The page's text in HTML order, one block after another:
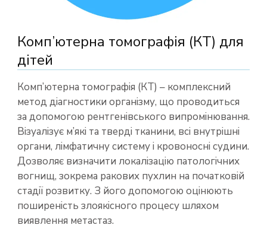
Комп’ютерна томографія (КТ) для
дітей
Комп’ютерна томографія (КТ) – комплексний
метод діагностики організму, що проводиться
за допомогою рентгенівського випромінювання.
Візуалізує м’які та тверді тканини, всі внутрішні
органи, лімфатичну систему і кровоносні судини.
Дозволяє визначити локалізацію патологічних
вогнищ, зокрема ракових пухлин на початковій
стадії розвитку. З його допомогою оцінюють
поширеність злоякісного процесу шляхом
виявлення метастаз.